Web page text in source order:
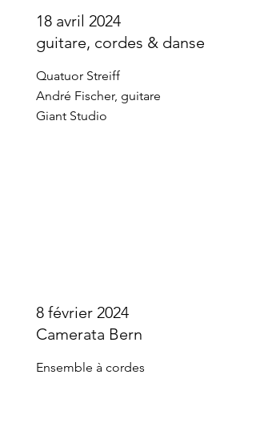
18 avril 2024
guitare, cordes & danse
Quatuor Streiff
André Fischer, guitare
Giant Studio
8 février 2024
Camerata Bern
Ensemble à cordes